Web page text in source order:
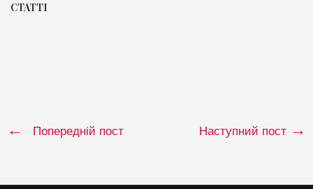
СТАТТІ
Попередній пост Наступний пост